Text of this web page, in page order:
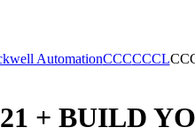
AutomationCCCCCCL
+ BUILD